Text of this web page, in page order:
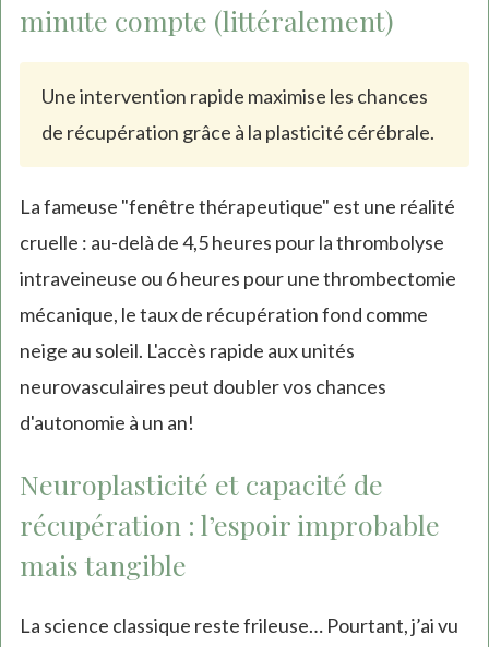
minute compte (littéralement)
Une intervention rapide maximise les chances
de récupération grâce à la plasticité cérébrale.
La fameuse "fenêtre thérapeutique" est une réalité
cruelle : au-delà de 4,5 heures pour la thrombolyse
intraveineuse ou 6 heures pour une thrombectomie
mécanique, le taux de récupération fond comme
neige au soleil. L'accès rapide aux unités
neurovasculaires peut doubler vos chances
d'autonomie à un an!
Neuroplasticité et capacité de
récupération : l’espoir improbable
mais tangible
La science classique reste frileuse… Pourtant, j’ai vu